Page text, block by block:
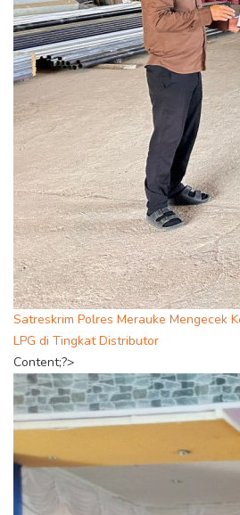
Satreskrim Polres Merauke Mengecek
LPG di Tingkat Distributor
Content;?>